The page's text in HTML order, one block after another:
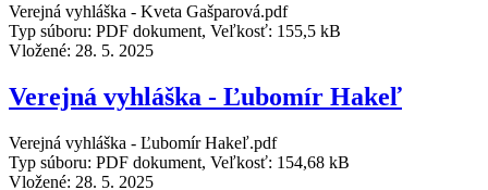
Verejná vyhláška - Kveta Gašparová.pdf
Typ súboru: PDF dokument, Veľkosť: 155,5 kB
Vložené: 28. 5. 2025
Verejná vyhláška - Ľubomír Hakeľ
Verejná vyhláška - Ľubomír Hakeľ.pdf
Typ súboru: PDF dokument, Veľkosť: 154,68 kB
Vložené: 28. 5. 2025